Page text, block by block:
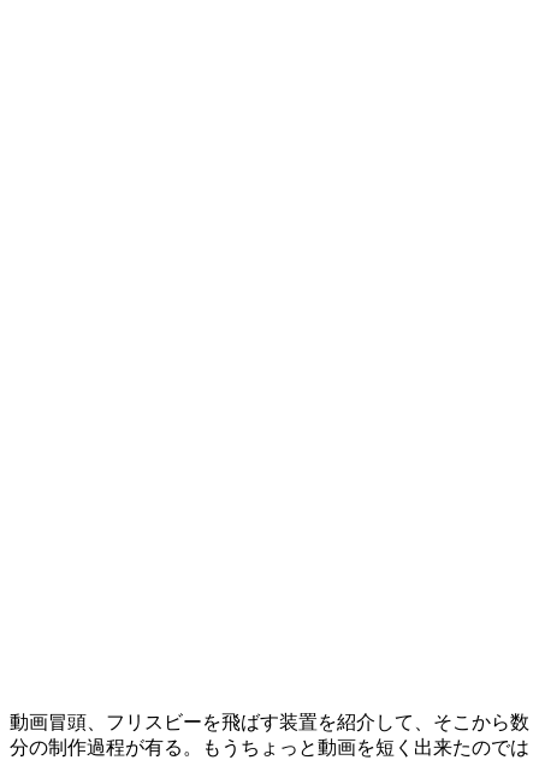
動画冒頭、フリスビーを飛ばす装置を紹介して、そこから数
分の制作過程が有る。もうちょっと動画を短く出来たのでは